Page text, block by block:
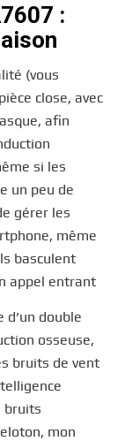
:
(vous
close, avec
afin
si les
un peu de
gérer les
même
basculent
appel entrant
d’un double
osseuse,
bruits de vent
bruits
mon